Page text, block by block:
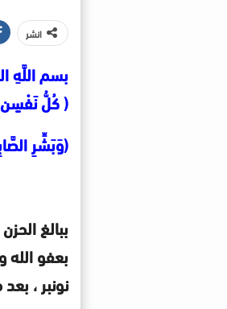
انشر
بسم اللَّهِ
( كُلُّ نَفْسٍن
(وَبَشِّرِ
ببالغ
بعفو الله
نونبر ،